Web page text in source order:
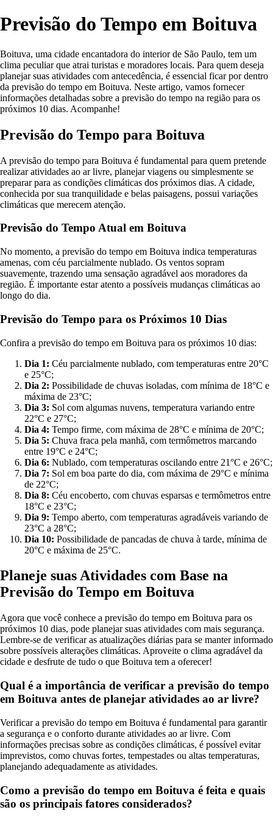
Previsão do Tempo em Boituva
Boituva, uma cidade encantadora do interior de São Paulo, tem um
clima peculiar que atrai turistas e moradores locais. Para quem deseja
planejar suas atividades com antecedência, é essencial ficar por dentro
da previsão do tempo em Boituva. Neste artigo, vamos fornecer
informações detalhadas sobre a previsão do tempo na região para os
próximos 10 dias. Acompanhe!
Previsão do Tempo para Boituva
A previsão do tempo para Boituva é fundamental para quem pretende
realizar atividades ao ar livre, planejar viagens ou simplesmente se
preparar para as condições climáticas dos próximos dias. A cidade,
conhecida por sua tranquilidade e belas paisagens, possui variações
climáticas que merecem atenção.
Previsão do Tempo Atual em Boituva
No momento, a previsão do tempo em Boituva indica temperaturas
amenas, com céu parcialmente nublado. Os ventos sopram
suavemente, trazendo uma sensação agradável aos moradores da
região. É importante estar atento a possíveis mudanças climáticas ao
longo do dia.
Previsão do Tempo para os Próximos 10 Dias
Confira a previsão do tempo em Boituva para os próximos 10 dias:
Dia 1: Céu parcialmente nublado, com temperaturas entre 20°C
e 25°C;
Dia 2: Possibilidade de chuvas isoladas, com mínima de 18°C e
máxima de 23°C;
Dia 3: Sol com algumas nuvens, temperatura variando entre
22°C e 27°C;
Dia 4: Tempo firme, com máxima de 28°C e mínima de 20°C;
Dia 5: Chuva fraca pela manhã, com termômetros marcando
entre 19°C e 24°C;
Dia 6: Nublado, com temperaturas oscilando entre 21°C e 26°C;
Dia 7: Sol em boa parte do dia, com máxima de 29°C e mínima
de 22°C;
Dia 8: Céu encoberto, com chuvas esparsas e termômetros entre
18°C e 23°C;
Dia 9: Tempo aberto, com temperaturas agradáveis variando de
23°C a 28°C;
Dia 10: Possibilidade de pancadas de chuva à tarde, mínima de
20°C e máxima de 25°C.
Planeje suas Atividades com Base na
Previsão do Tempo em Boituva
Agora que você conhece a previsão do tempo em Boituva para os
próximos 10 dias, pode planejar suas atividades com mais segurança.
Lembre-se de verificar as atualizações diárias para se manter informado
sobre possíveis alterações climáticas. Aproveite o clima agradável da
cidade e desfrute de tudo o que Boituva tem a oferecer!
Qual é a importância de verificar a previsão do tempo
em Boituva antes de planejar atividades ao ar livre?
Verificar a previsão do tempo em Boituva é fundamental para garantir
a segurança e o conforto durante atividades ao ar livre. Com
informações precisas sobre as condições climáticas, é possível evitar
imprevistos, como chuvas fortes, tempestades ou altas temperaturas,
planejando adequadamente as atividades.
Como a previsão do tempo em Boituva é feita e quais
são os principais fatores considerados?